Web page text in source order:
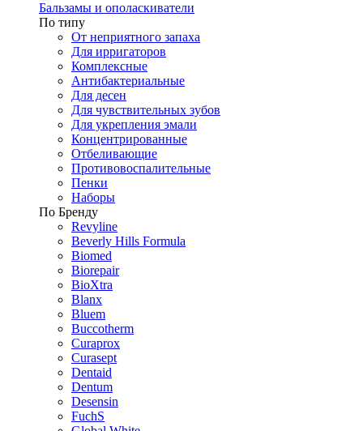
Бальзамы и ополаскиватели
По типу
От неприятного запаха
Для ирригаторов
Комплексные
Антибактериальные
Для десен
Для чувствительных зубов
Для укрепления эмали
Концентрированные
Отбеливающие
Противовоспалительные
Пенки
Наборы
По Бренду
Revyline
Beverly Hills Formula
Biomed
Biorepair
BioXtra
Blanx
Bluem
Buccotherm
Curaprox
Curasept
Dentaid
Dentum
Desensin
FuchS